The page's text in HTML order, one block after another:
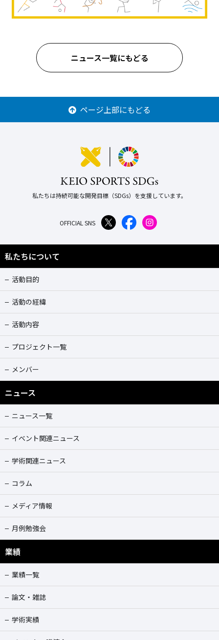
ニュース一覧にもどる
ページ上部にもどる
私たちは持続可能な開発目標（SDGs）を支援しています。
OFFICIAL SNS
私たちについて
活動目的
活動の経緯
活動内容
プロジェクト一覧
メンバー
ニュース
ニュース一覧
イベント関連ニュース
学術関連ニュース
コラム
メディア情報
月例勉強会
業績
業績一覧
論文・雑誌
学術実績